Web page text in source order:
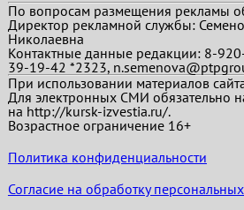
По вопросам размещения рекламы
Директор рекламной службы:
Николаевна
Контактные данные редакции: 8-
39-19-42 *2323,
При использовании материалов
Для электронных СМИ обязательно
на http://kursk-izvestia.ru/.
Возрастное ограничение 16+
Политика конфиденциальности
Согласие на обработку